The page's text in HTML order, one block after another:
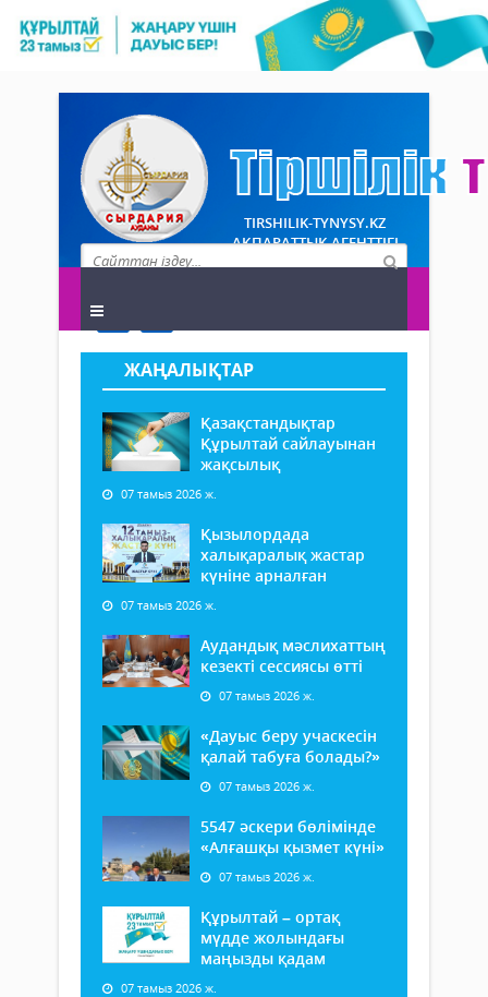
TIRSHILIK-TYNYSY.KZ
АҚПАРАТТЫҚ АГЕНТТІГІ
ЖАҢАЛЫҚТАР
Қазақстандықтар
Құрылтай сайлауынан
жақсылық
07 тамыз 2026 ж.
Қызылордада
халықаралық жастар
күніне арналған
07 тамыз 2026 ж.
Аудандық мәслихаттың
кезекті сессиясы өтті
07 тамыз 2026 ж.
«Дауыс беру учаскесін
қалай табуға болады?»
07 тамыз 2026 ж.
5547 әскери бөлімінде
«Алғашқы қызмет күні»
07 тамыз 2026 ж.
Құрылтай – ортақ
мүдде жолындағы
маңызды қадам
07 тамыз 2026 ж.